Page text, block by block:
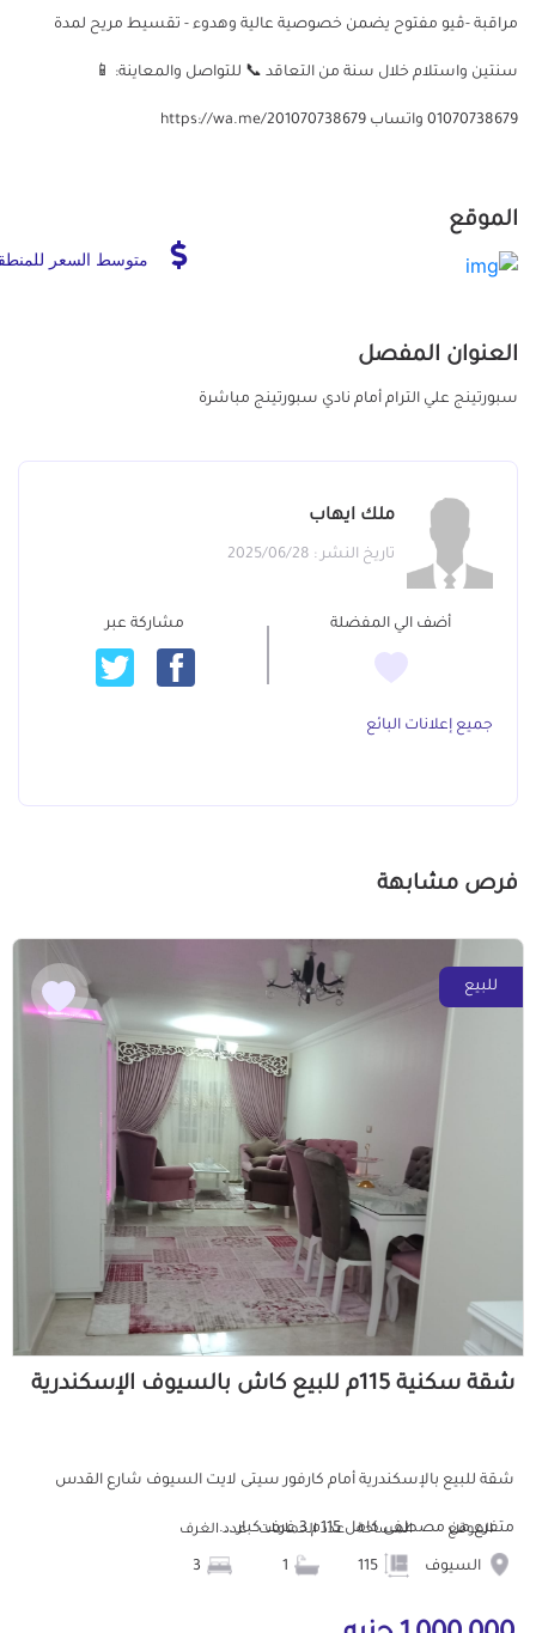
مراقبة -ڤيو مفتوح يضمن خصوصية عالية وهدوء - تقسيط مريح لمدة
سنتين واستلام خلال سنة من التعاقد 📞 للتواصل والمعاينة: 📱
01070738679 واتساب https://wa.me/201070738679
الموقع
متوسط السعر
العنوان المفصل
سبورتينج علي الترام أمام نادي سبورتينج مباشرة
ملك ايهاب
تاريخ النشر : 2025/06/28
أضف الي المفضلة مشاركة عبر
جميع إعلانات البائع
فرص مشابهة
للبيع
شقة سكنية 115م للبيع كاش بالسيوف الإسكندرية
شقة للبيع بالإسكندرية أمام كارفور سيتى لايت السيوف شارع القدس
متفرع من مصطفى كامل 115م 3 غرف كبار ...
الموقع
السيوف
المساحة عدد الحمامات عدد الغرف